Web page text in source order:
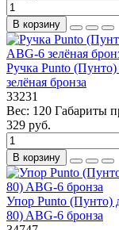
В корзину
Ручка Punto
зелёная бронза
33231
Вес: 120 Габариты
329 руб.
В корзину
Упор Punto (Пунто)
80) ABG-6 бронза